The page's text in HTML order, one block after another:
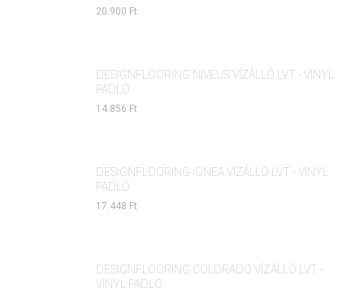
20.900 Ft
DESIGNFLOORING NIVEUS VÍZÁLLÓ LVT - VINYL
PADLÓ
14.856 Ft
DESIGNFLOORING IGNEA VÍZÁLLÓ LVT - VINYL
PADLÓ
17.448 Ft
DESIGNFLOORING COLORADO VÍZÁLLÓ LVT -
VINYL PADLÓ